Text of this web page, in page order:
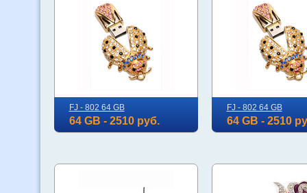
FJ - 802 64 GB
64 GB - 2510 руб.
FJ - 802 64 GB
64 GB - 2510